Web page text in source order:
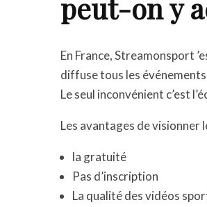
peut-on y
En France, Streamonsport
diffuse tous les
Le seul inconvénient c’est
Les avantages de visionner
la gratuité
Pas d’inscription
La qualité des vidéos